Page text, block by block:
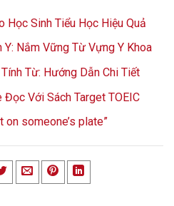
Học Sinh Tiểu Học Hiệu Quả
Y: Nắm Vững Từ Vựng Y Khoa
Từ: Hướng Dẫn Chi Tiết
Đọc Với Sách Target TOEIC
on someone’s plate”